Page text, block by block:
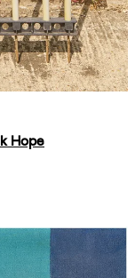
Hope